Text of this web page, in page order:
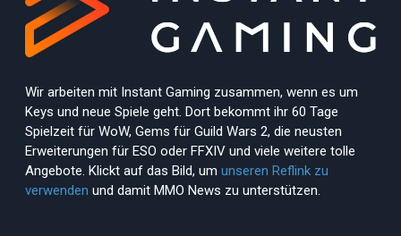
Wir arbeiten mit Instant Gaming zusammen, wenn es um
Keys und neue Spiele geht. Dort bekommt ihr 60 Tage
Spielzeit für WoW, Gems für Guild Wars 2, die neusten
Erweiterungen für ESO oder FFXIV und viele weitere tolle
Angebote. Klickt auf das Bild, um unseren Reflink zu
verwenden und damit MMO News zu unterstützen.